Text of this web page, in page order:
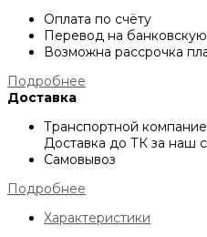
Оплата по счёту
Перевод на банковскую
Возможна рассрочка
Подробнее
Доставка
Транспортной
Доставка до ТК за наш
Самовывоз
Подробнее
Характеристики